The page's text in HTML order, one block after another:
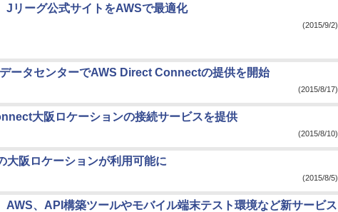
Jリーグ公式サイトをAWSで最適化
(2015/9/2)
ータセンターでAWS Direct Connectの提供を開始
(2015/8/17)
大阪ロケーションの接続サービスを提供
(2015/8/10)
阪ロケーションが利用可能に
(2015/8/5)
AWS、API構築ツールやモバイル端末テスト環境など新サービス